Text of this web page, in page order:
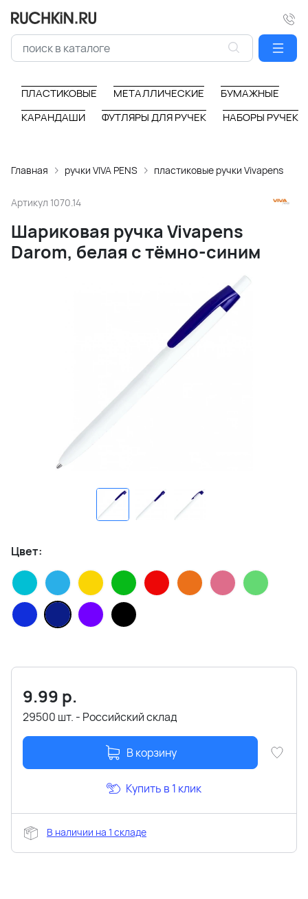
ПЛАСТИКОВЫЕ МЕТАЛЛИЧЕСКИЕ
БУМАЖНЫЕ
КАРАНДАШИ
ФУТЛЯРЫ ДЛЯ РУЧЕК НАБОРЫ РУЧЕК
Главная ручки VIVA PENS пластиковые ручки Vivapens
Артикул 1070.14
Шариковая ручка Vivapens
Darom, белая с тёмно-синим
Цвет:
9.99 р.
29500 шт. - Российский склад
В корзину
Купить в 1 клик
В наличии на 1 складе